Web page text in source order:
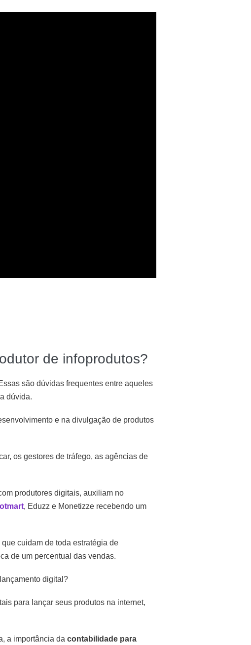
de infoprodutos?
são dúvidas frequentes entre aqueles
dúvida.
e na divulgação de produtos
os gestores de tráfego, as agências de
produtores digitais, auxiliam no
, Eduzz e Monetizze recebendo um
cuidam de toda estratégia de
de um percentual das vendas.
digital?
para lançar seus produtos na internet,
a importância da contabilidade para